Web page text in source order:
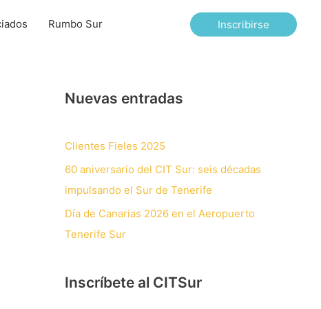
Rumbo Sur Inscribirse
Nuevas entradas
Clientes Fieles 2025
60 aniversario del CIT Sur: seis décadas
impulsando el Sur de Tenerife
Día de Canarias 2026 en el Aeropuerto
Tenerife Sur
Inscríbete al CITSur